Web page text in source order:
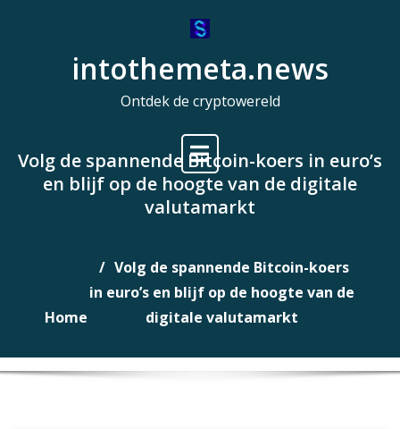
intothemeta.news
Ontdek de cryptowereld
Volg de spannende Bitcoin-koers in euro’s
en blijf op de hoogte van de digitale
valutamarkt
Home
Volg de spannende Bitcoin-koers
in euro’s en blijf op de hoogte van de
digitale valutamarkt